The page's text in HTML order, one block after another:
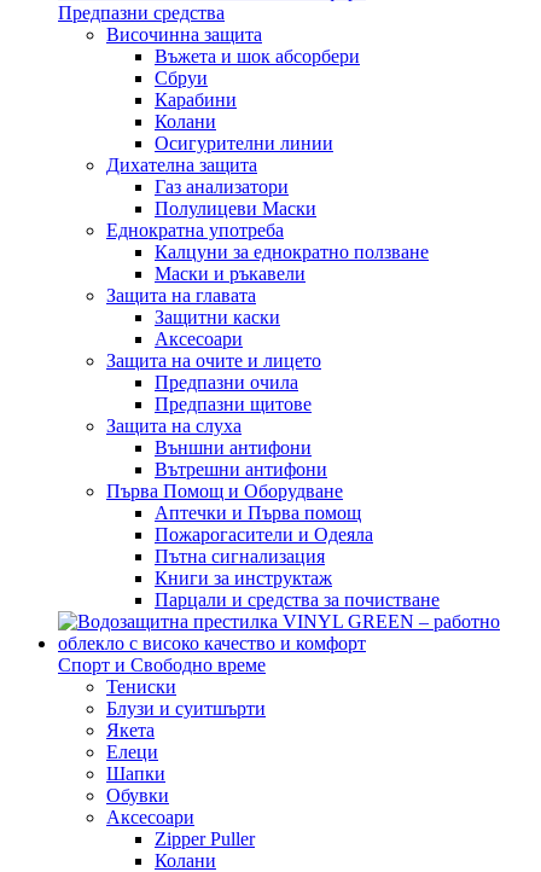
Предпазни средства
Височинна защита
Въжета и шок абсорбери
Сбруи
Карабини
Колани
Осигурителни линии
Дихателна защита
Газ анализатори
Полулицеви Маски
Еднократна употреба
Калцуни за еднократно ползване
Маски и ръкавели
Защита на главата
Защитни каски
Аксесоари
Защита на очите и лицето
Предпазни очила
Предпазни щитове
Защита на слуха
Външни антифони
Вътрешни антифони
Първа Помощ и Оборудване
Аптечки и Първа помощ
Пожарогасители и Одеяла
Пътна сигнализация
Книги за инструктаж
Парцали и средства за почистване
Спорт и Свободно време
Тениски
Блузи и суитшърти
Якета
Елеци
Шапки
Обувки
Аксесоари
Zipper Puller
Колани